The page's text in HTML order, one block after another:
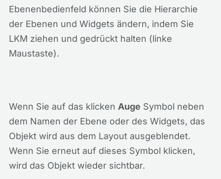
Ebenenbedienfeld können Sie die Hierarchie
der Ebenen und Widgets ändern, indem Sie
LKM ziehen und gedrückt halten (linke
Maustaste).
Wenn Sie auf das klicken Auge Symbol neben
dem Namen der Ebene oder des Widgets, das
Objekt wird aus dem Layout ausgeblendet.
Wenn Sie erneut auf dieses Symbol klicken,
wird das Objekt wieder sichtbar.